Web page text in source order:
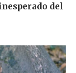
del